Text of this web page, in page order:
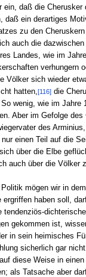
daß die
daß ein derartiges
zu den
auch die
Landes, wie im
verhungern
Völker sich wieder
hatten, [116]die
wenig, wie im
Aber im Gefolge
des
einen Teil auf die
über die Elbe
auch über die Völker
mögen wir in
ergriffen haben soll,
gekommen ist,
in sein heimisches
sicherlich gar nicht
diese Weise in
als Tatsache aber